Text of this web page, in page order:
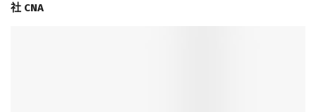
社 CNA